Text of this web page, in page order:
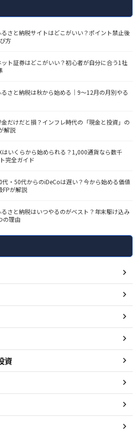
るさと納税サイトはどこがいい？ポイント禁止後
方
ット証券はどこがいい？初心者が自分に合う1社
るさと納税は秋から始める｜9〜12月の月別やる
金だけだと損？インフレ時代の「現金と投資」の
解説
はいくらから始められる？1,000通貨なら数千
完全ガイド
代・50代からのiDeCoは遅い？今から始める価値
FPが解説
るさと納税はいつやるのがベスト？年末駆け込み
の理由
資